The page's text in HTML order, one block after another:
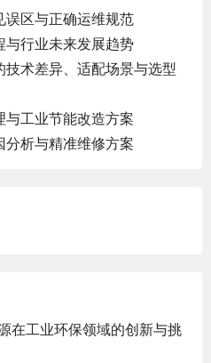
误区与正确运维规范
与行业未来发展趋势
术差异、适配场景与选型
工业节能改造方案
析与精准维修方案
在工业环保领域的创新与挑